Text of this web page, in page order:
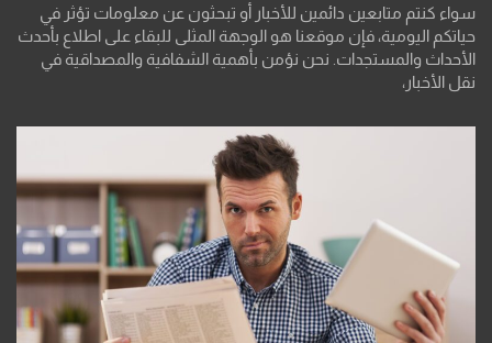
سواء كنتم متابعين دائمين للأخبار أو تبحثون عن معلومات تؤثر في
حياتكم اليومية، فإن موقعنا هو الوجهة المثلى للبقاء على اطلاع بأحدث
الأحداث والمستجدات. نحن نؤمن بأهمية الشفافية والمصداقية في
نقل الأخبار،